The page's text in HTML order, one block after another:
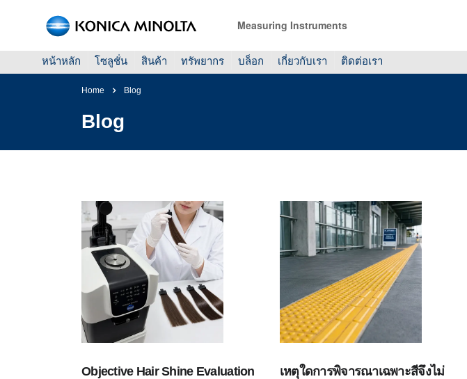
Measuring Instruments
หน้าหลัก โซลูชั่น สินค้า ทรัพยากร บล็อก เกี่ยวกับเรา ติดต่อเรา
Home Blog
Blog
Objective Hair Shine Evaluation
เหตุใดการพิจารณาเฉพาะสีจึงไม่